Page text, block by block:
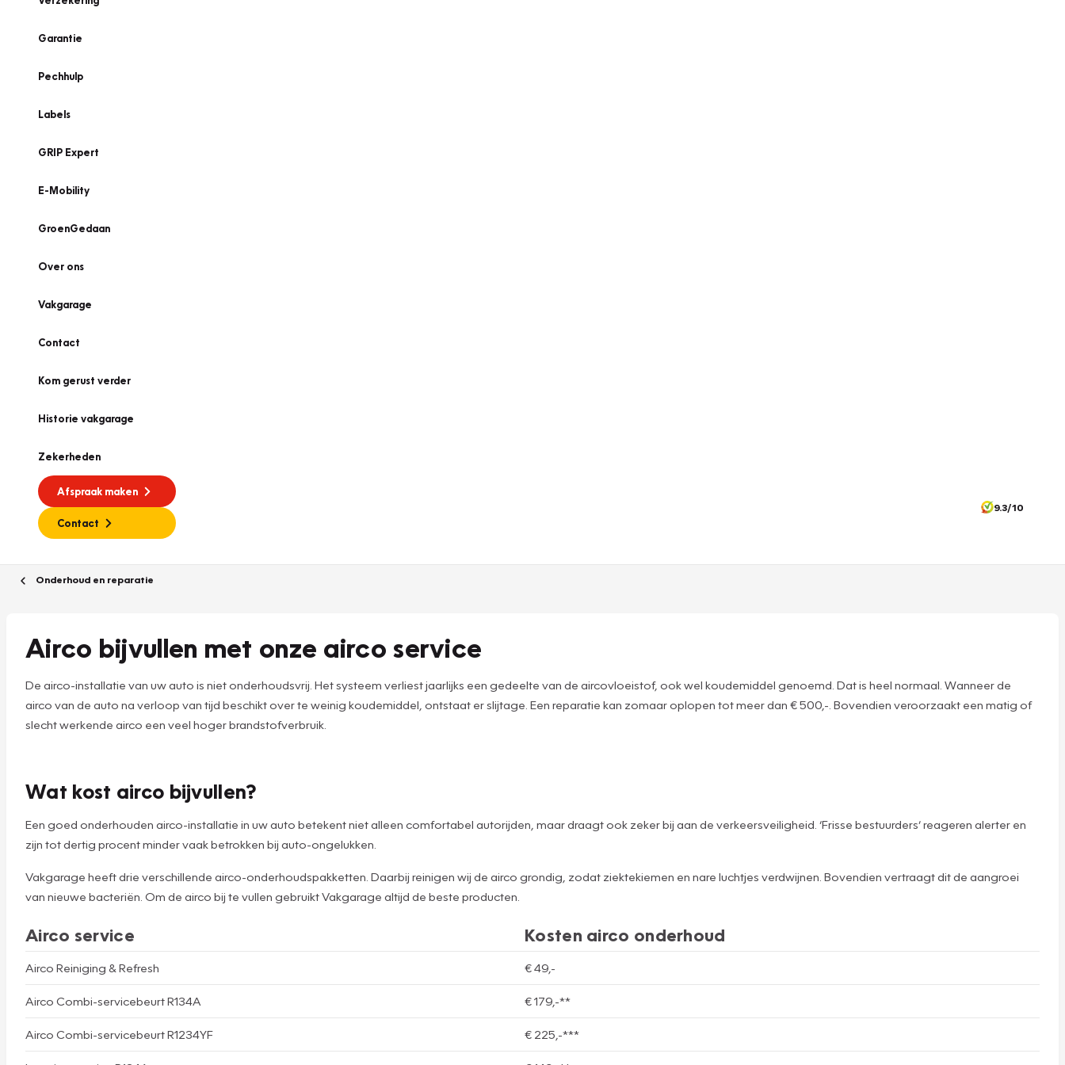
Garantie
Pechhulp
Labels
GRIP Expert
E-Mobility
GroenGedaan
Over ons
Vakgarage
Contact
Kom gerust verder
Historie vakgarage
Zekerheden
Afspraak maken
Contact
9.3/10
Onderhoud en reparatie
Airco bijvullen met onze airco service
De airco-installatie van uw auto is niet onderhoudsvrij. Het systeem verliest jaarlijks een gedeelte van de aircovloeistof, ook wel koudemiddel genoemd. Dat is heel normaal. Wanneer de
airco van de auto na verloop van tijd beschikt over te weinig koudemiddel, ontstaat er slijtage. Een reparatie kan zomaar oplopen tot meer dan € 500,-. Bovendien veroorzaakt een matig of
slecht werkende airco een veel hoger brandstofverbruik.
Wat kost airco bijvullen?
Een goed onderhouden airco-installatie in uw auto betekent niet alleen comfortabel autorijden, maar draagt ook zeker bij aan de verkeersveiligheid. ‘Frisse bestuurders’ reageren alerter en
zijn tot dertig procent minder vaak betrokken bij auto-ongelukken.
Vakgarage heeft drie verschillende airco-onderhoudspakketten. Daarbij reinigen wij de airco grondig, zodat ziektekiemen en nare luchtjes verdwijnen. Bovendien vertraagt dit de aangroei
van nieuwe bacteriën. Om de airco bij te vullen gebruikt Vakgarage altijd de beste producten.
Airco service Kosten airco onderhoud
Airco Reiniging & Refresh € 49,-
Airco Combi-servicebeurt R134A € 179,-**
Airco Combi-servicebeurt R1234YF € 225,-***